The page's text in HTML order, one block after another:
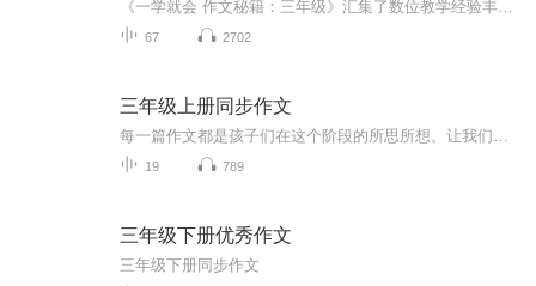
67 2702
三年级上册同步作文
19 789
三年级下册优秀作文
三年级下册同步作文